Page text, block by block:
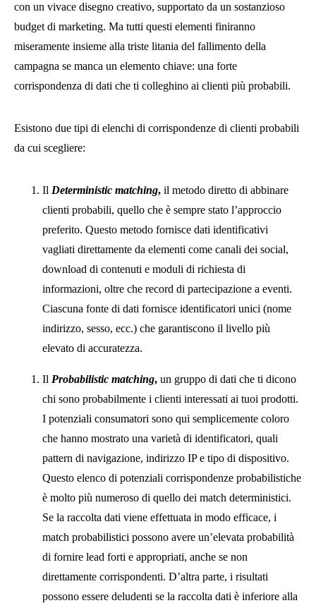
con un vivace disegno creativo, supportato da un sostanzioso
budget di marketing. Ma tutti questi elementi finiranno
miseramente insieme alla triste litania del fallimento della
campagna se manca un elemento chiave: una forte
corrispondenza di dati che ti colleghino ai clienti più probabili.
Esistono due tipi di elenchi di corrispondenze di clienti probabili
da cui scegliere:
Il Deterministic matching, il metodo diretto di abbinare
clienti probabili, quello che è sempre stato l’approccio
preferito. Questo metodo fornisce dati identificativi
vagliati direttamente da elementi come canali dei social,
download di contenuti e moduli di richiesta di
informazioni, oltre che record di partecipazione a eventi.
Ciascuna fonte di dati fornisce identificatori unici (nome
indirizzo, sesso, ecc.) che garantiscono il livello più
elevato di accuratezza.
Il Probabilistic matching, un gruppo di dati che ti dicono
chi sono probabilmente i clienti interessati ai tuoi prodotti.
I potenziali consumatori sono qui semplicemente coloro
che hanno mostrato una varietà di identificatori, quali
pattern di navigazione, indirizzo IP e tipo di dispositivo.
Questo elenco di potenziali corrispondenze probabilistiche
è molto più numeroso di quello dei match deterministici.
Se la raccolta dati viene effettuata in modo efficace, i
match probabilistici possono avere un’elevata probabilità
di fornire lead forti e appropriati, anche se non
direttamente corrispondenti. D’altra parte, i risultati
possono essere deludenti se la raccolta dati è inferiore alla